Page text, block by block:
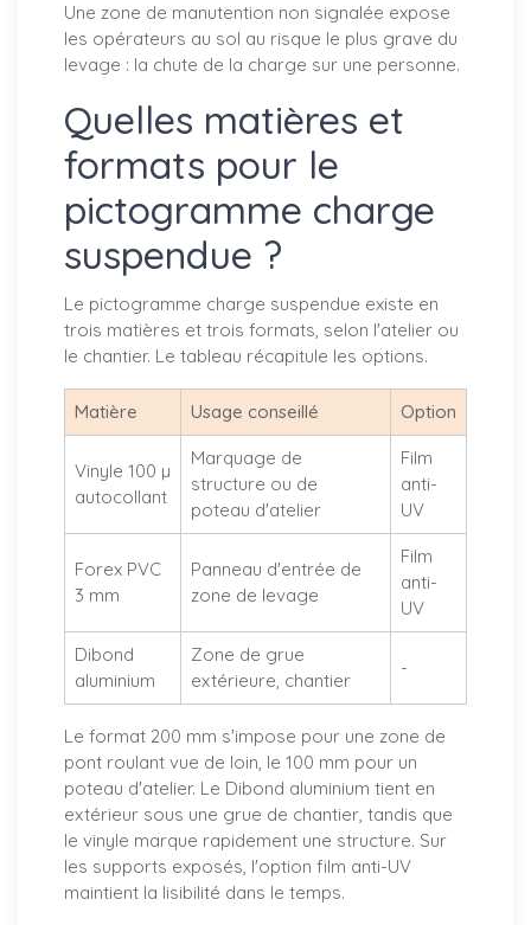
Une zone de manutention non signalée expose
les opérateurs au sol au risque le plus grave du
levage : la chute de la charge sur une personne.
Quelles matières et
formats pour le
pictogramme charge
suspendue ?
Le pictogramme charge suspendue existe en
trois matières et trois formats, selon l'atelier ou
le chantier. Le tableau récapitule les options.
Matière Usage conseillé Option
Vinyle 100 µ
autocollant
Marquage de
structure ou de
poteau d'atelier
Film
anti-
UV
Forex PVC
3 mm
Panneau d'entrée de
zone de levage
Film
anti-
UV
Dibond
aluminium
Zone de grue
extérieure, chantier
-
Le format 200 mm s'impose pour une zone de
pont roulant vue de loin, le 100 mm pour un
poteau d'atelier. Le Dibond aluminium tient en
extérieur sous une grue de chantier, tandis que
le vinyle marque rapidement une structure. Sur
les supports exposés, l'option film anti-UV
maintient la lisibilité dans le temps.